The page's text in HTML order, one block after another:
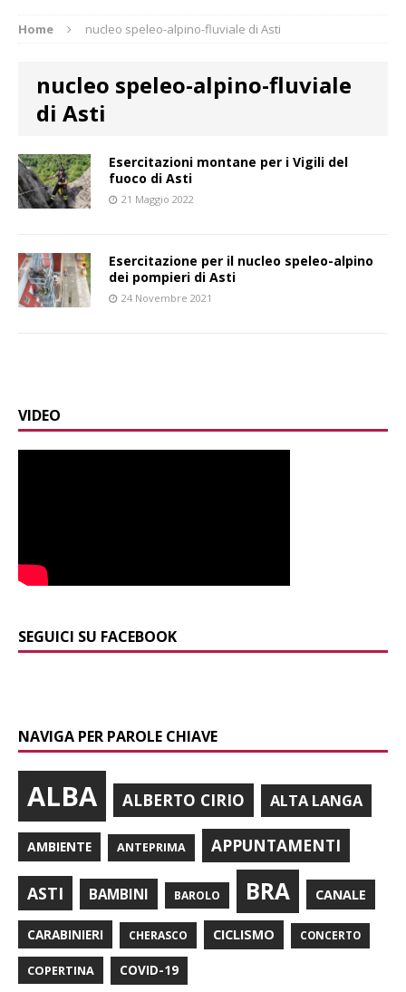
Home nucleo speleo-alpino-fluviale di Asti
nucleo speleo-alpino-fluviale
di Asti
Esercitazioni montane per i Vigili del
fuoco di Asti
21 Maggio 2022
Esercitazione per il nucleo speleo-alpino
dei pompieri di Asti
24 Novembre 2021
VIDEO
SEGUICI SU FACEBOOK
NAVIGA PER PAROLE CHIAVE
ALBA ALBERTO CIRIO ALTA LANGA
AMBIENTE ANTEPRIMA APPUNTAMENTI
ASTI BAMBINI BAROLO BRA CANALE
CARABINIERI CHERASCO CICLISMO CONCERTO
COPERTINA COVID-19